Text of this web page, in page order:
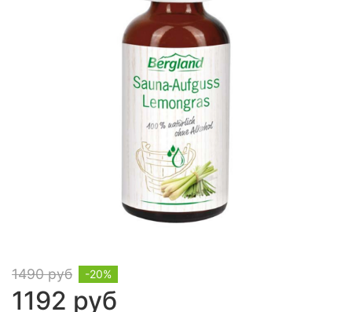
1490 руб
1192 руб
-20%